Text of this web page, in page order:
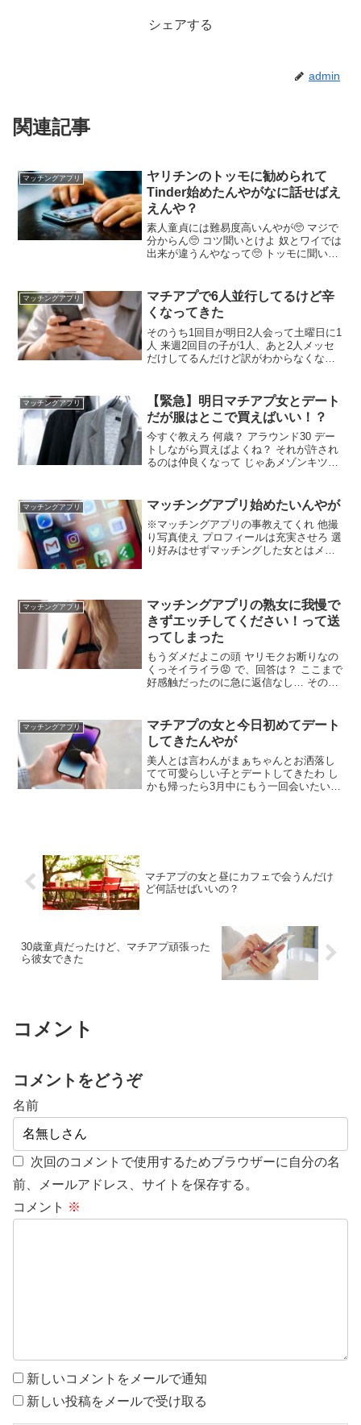
シェアする
admin
関連記事
マッチングアプリ
ヤリチンのトッモに勧められて
Tinder始めたんやがなに話せばえ
えんや？
素人童貞には難易度高いんやが🥺 マジで
分からん🥺 コツ聞いとけよ 奴とワイでは
出来が違うんやなって🥺 トッモに聞いて
ックスまでが難しいんやが🥺 共通の話題
とかどうやって探してるんや🥺 なんとか
えっちしたいんやが🥺
マッチングアプリ
マチアプで6人並行してるけど辛
くなってきた
そのうち1回目が明日2人会って土曜日に1
人 来週2回目の子が1人、あと2人メッセ
だけしてるんだけど訳がわからなくなっ
そう ようやるね すごい
マッチングアプリ
【緊急】明日マチアプ女とデート
だが服はとこで買えばいい！？
今すぐ教えろ 何歳？ アラウンド30 デー
トしながら買えばよくね？ それが許され
るのは仲良くなって じゃあメゾンキツネ
あればいいのか知らんけどセンスがない
マッチングアプリ マッチングアプリ始めたいんやが
※マッチングアプリの事教えてくれ 他撮
り写真使え プロフィールは充実させろ 選
り好みはせずマッチングした女とはメッ
ルとTinder入れてるんやけどあんましな
んかな
マッチングアプリ
マッチングアプリの熟女に我慢で
きずエッチしてください！って送
ってしまった
もうダメだよこの頭 ヤリモクお断りなの
くっそイライラ😡 で、回答は？ ここまで
好感触だったのに急に返信なし… その熟
か言ってた 熟女だからこそヤリモクじゃ
ない恋愛ごっこを求めてるのに…下手だ
なぁ まあそれはなんとなく分かってたけ
ど
マッチングアプリ
マチアプの女と今日初めてデート
してきたんやが
美人とは言わんがまぁちゃんとお洒落し
てて可愛らしい子とデートしてきたわ し
かも帰ったら3月中にもう一回会いたいと
マチアプの女と昼にカフェで会うんだけ
ど何話せばいいの？
30歳童貞だったけど、マチアプ頑張った
ら彼女できた
コメント
コメントをどうぞ
名前
次回のコメントで使用するためブラウザーに自分の名
前、メールアドレス、サイトを保存する。
コメント ※
新しいコメントをメールで通知
新しい投稿をメールで受け取る